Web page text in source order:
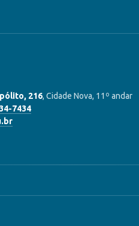
216, Cidade Nova, 11º andar
7434